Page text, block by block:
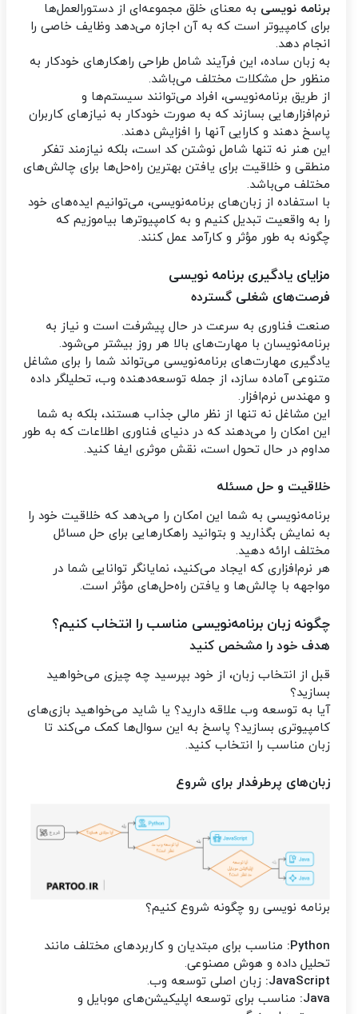
برنامه‌ نویسی به معنای خلق مجموعه‌ای از دستورالعمل‌ها
برای کامپیوتر است که به آن اجازه می‌دهد وظایف خاصی را
انجام دهد.
به زبان ساده، این فرآیند شامل طراحی راهکارهای خودکار به
منظور حل مشکلات مختلف می‌باشد.
از طریق برنامه‌نویسی، افراد می‌توانند سیستم‌ها و
نرم‌افزارهایی بسازند که به صورت خودکار به نیازهای کاربران
پاسخ دهند و کارایی آنها را افزایش دهند.
این هنر نه تنها شامل نوشتن کد است، بلکه نیازمند تفکر
منطقی و خلاقیت برای یافتن بهترین راه‌حل‌ها برای چالش‌های
مختلف می‌باشد.
با استفاده از زبان‌های برنامه‌نویسی، می‌توانیم ایده‌های خود
را به واقعیت تبدیل کنیم و به کامپیوترها بیاموزیم که
چگونه به طور مؤثر و کارآمد عمل کنند.
مزایای یادگیری برنامه‌ نویسی
فرصت‌های شغلی گسترده
صنعت فناوری به سرعت در حال پیشرفت است و نیاز به
برنامه‌نویسان با مهارت‌های بالا هر روز بیشتر می‌شود.
یادگیری مهارت‌های برنامه‌نویسی می‌تواند شما را برای مشاغل
متنوعی آماده سازد، از جمله توسعه‌دهنده وب، تحلیلگر داده
و مهندس نرم‌افزار.
این مشاغل نه تنها از نظر مالی جذاب هستند، بلکه به شما
این امکان را می‌دهند که در دنیای فناوری اطلاعات که به طور
مداوم در حال تحول است، نقش موثری ایفا کنید.
خلاقیت و حل مسئله
برنامه‌نویسی به شما این امکان را می‌دهد که خلاقیت خود را
به نمایش بگذارید و بتوانید راهکارهایی برای حل مسائل
مختلف ارائه دهید.
هر نرم‌افزاری که ایجاد می‌کنید، نمایانگر توانایی شما در
مواجهه با چالش‌ها و یافتن راه‌حل‌های مؤثر است.
چگونه زبان برنامه‌نویسی مناسب را انتخاب کنیم؟
هدف خود را مشخص کنید
قبل از انتخاب زبان، از خود بپرسید چه چیزی می‌خواهید
بسازید؟
آیا به توسعه وب علاقه دارید؟ یا شاید می‌خواهید بازی‌های
کامپیوتری بسازید؟ پاسخ به این سوال‌ها کمک می‌کند تا
زبان مناسب را انتخاب کنید.
زبان‌های پرطرفدار برای شروع
برنامه‌ نویسی رو چگونه شروع کنیم؟
Python: مناسب برای مبتدیان و کاربردهای مختلف مانند
تحلیل داده و هوش مصنوعی.
JavaScript: زبان اصلی توسعه وب.
Java: مناسب برای توسعه اپلیکیشن‌های موبایل و